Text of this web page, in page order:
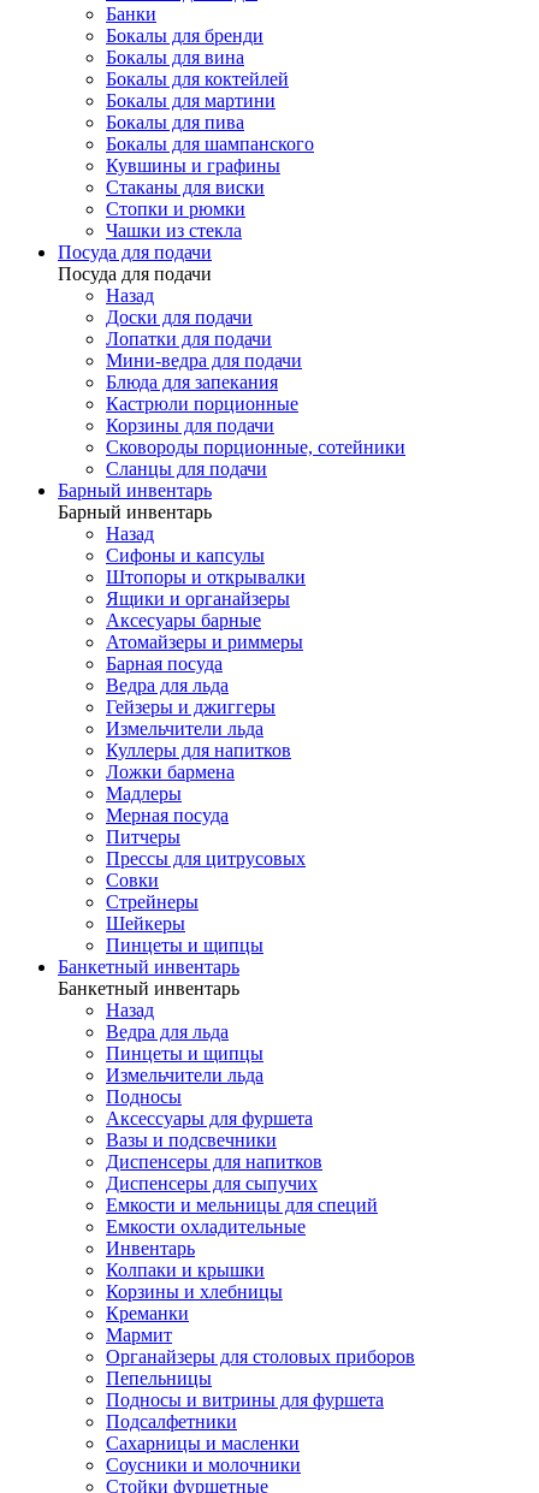
Банки
Бокалы для бренди
Бокалы для вина
Бокалы для коктейлей
Бокалы для мартини
Бокалы для пива
Бокалы для шампанского
Кувшины и графины
Стаканы для виски
Стопки и рюмки
Чашки из стекла
Посуда для подачи
Посуда для подачи
Назад
Доски для подачи
Лопатки для подачи
Мини-ведра для подачи
Блюда для запекания
Кастрюли порционные
Корзины для подачи
Сковороды порционные, сотейники
Сланцы для подачи
Барный инвентарь
Барный инвентарь
Назад
Сифоны и капсулы
Штопоры и открывалки
Ящики и органайзеры
Аксесуары барные
Атомайзеры и риммеры
Барная посуда
Ведра для льда
Гейзеры и джиггеры
Измельчители льда
Куллеры для напитков
Ложки бармена
Мадлеры
Мерная посуда
Питчеры
Прессы для цитрусовых
Совки
Стрейнеры
Шейкеры
Пинцеты и щипцы
Банкетный инвентарь
Банкетный инвентарь
Назад
Ведра для льда
Пинцеты и щипцы
Измельчители льда
Подносы
Аксессуары для фуршета
Вазы и подсвечники
Диспенсеры для напитков
Диспенсеры для сыпучих
Емкости и мельницы для специй
Емкости охладительные
Инвентарь
Колпаки и крышки
Корзины и хлебницы
Креманки
Мармит
Органайзеры для столовых приборов
Пепельницы
Подносы и витрины для фуршета
Подсалфетники
Сахарницы и масленки
Соусники и молочники
Стойки фуршетные